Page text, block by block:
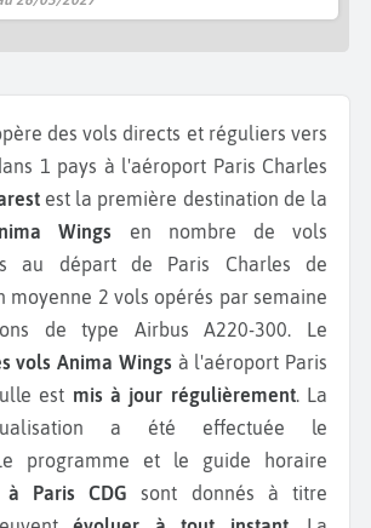
des vols directs et réguliers vers
1 pays à l'aéroport Paris Charles
est la première destination de la
Wings en nombre de vols
au départ de Paris Charles de
moyenne 2 vols opérés par semaine
de type Airbus A220-300. Le
vols Anima Wings à l'aéroport Paris
est mis à jour régulièrement. La
a été effectuée le
programme et le guide horaire
Paris CDG sont donnés à titre